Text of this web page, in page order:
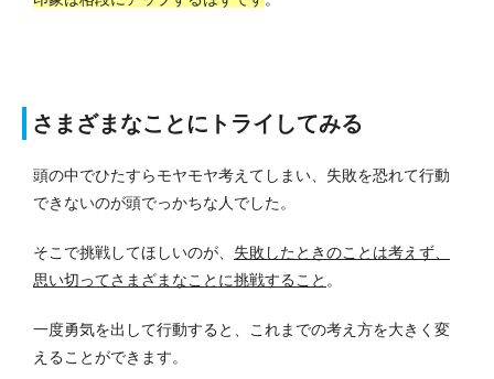
さまざまなことにトライしてみる
頭の中でひたすらモヤモヤ考えてしまい、失敗を恐れて行動
できないのが頭でっかちな人でした。
そこで挑戦してほしいのが、 失敗したときのことは考えず、
思い切ってさまざまなことに挑戦すること 。
一度勇気を出して行動すると、これまでの考え方を大きく変
えることができます。